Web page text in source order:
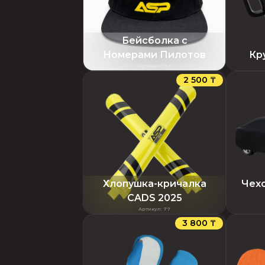
Бейсболка с
Номерами Пилотов
2 500 ₸
Хлопушка-кричалка
CADS 2025
Артикул: 77
3 800 ₸